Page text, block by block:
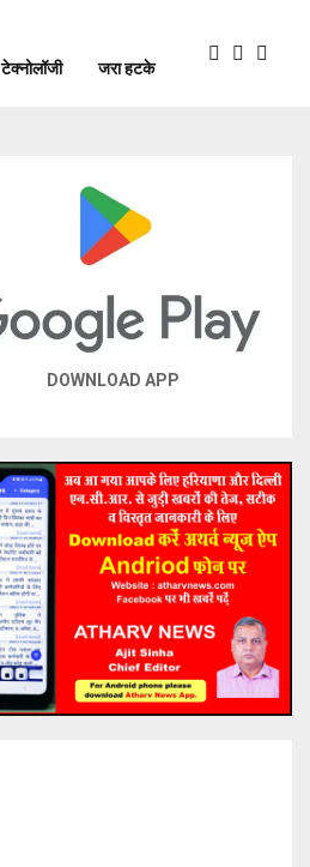
टेक्नोलॉजी जरा हटके
DOWNLOAD APP